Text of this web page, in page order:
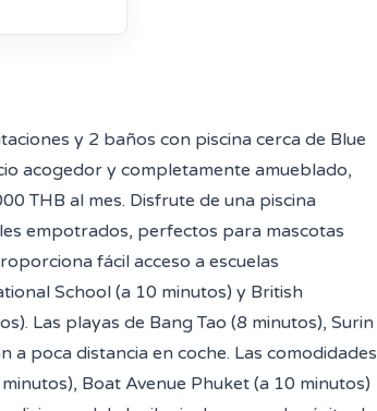
y 2 baños con piscina cerca de Blue
acogedor y completamente amueblado,
THB al mes. Disfrute de una piscina
empotrados, perfectos para mascotas
fácil acceso a escuelas
School (a 10 minutos) y British
Las playas de Bang Tao (8 minutos), Surin
a poca distancia en coche. Las comodidades
Boat Avenue Phuket (a 10 minutos)